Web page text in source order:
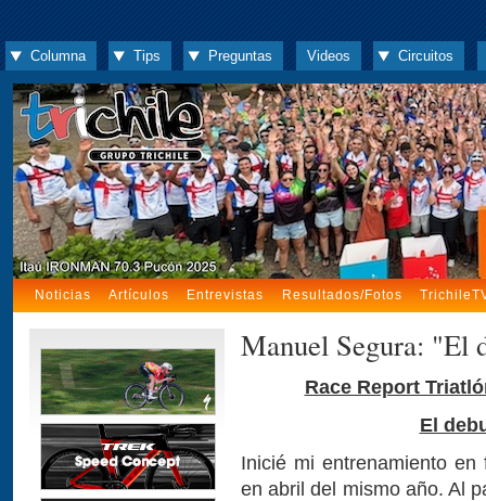
Columna Tips Preguntas Videos Circuitos
Noticias Artículos Entrevistas Resultados/Fotos
Manuel Segura: "El
Race Report
El
Inicié mi entrenamiento
en abril del mismo año. Al